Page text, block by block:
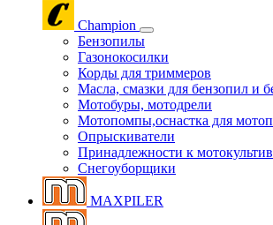
Champion
Бензопилы
Газонокосилки
Корды для триммеров
Масла, смазки для бензопил и
Мотобуры, мотодрели
Мотопомпы,оснастка для
Опрыскиватели
Принадлежности к
Снегоуборщики
MAXPILER